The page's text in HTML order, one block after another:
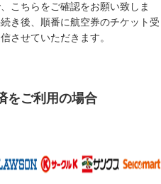
こちらをご確認をお願い致しま
き後、順番に航空券のチケット受
させていただきます。
をご利用の場合